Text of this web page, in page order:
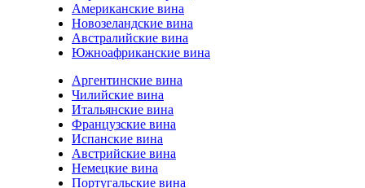
Американские вина
Новозеландские вина
Австралийские вина
Южноафриканские вина
Аргентинские вина
Чилийские вина
Итальянские вина
Французские вина
Испанские вина
Австрийские вина
Немецкие вина
Португальские вина